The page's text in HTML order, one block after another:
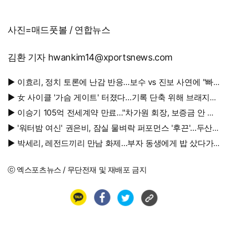
사진=매드풋볼 / 연합뉴스
김환 기자 hwankim14@xportsnews.com
▶ 이효리, 정치 토론에 난감 반응…보수 vs 진보 사연에 "빠
지면 안 될까요?"
▶ 女 사이클 '가슴 게이트' 터졌다…기록 단축 위해 브래지어
에 솜 넣는다?
▶ 이승기 105억 전세계약 만료…"차가원 회장, 보증금 안 주
면 법적 조치"
▶ '워터밤 여신' 권은비, 잠실 물벼락 퍼포먼스 '후끈'…두산
승리요정 등극
▶ 박세리, 레전드끼리 만남 화제…부자 동생에게 밥 샀다가
ⓒ 엑스포츠뉴스 / 무단전재 및 재배포 금지